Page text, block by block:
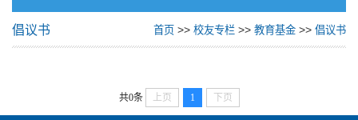
倡议书 首页 >> 校友专栏 >> 教育基金 >> 倡议书
共0条 上页 1 下页